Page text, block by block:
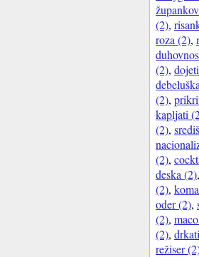
(2),
roza (2),
(2),
(2),
kapljati
(2),
(2),
deska (2),
(2),
oder (2),
(2),
(2),
režiser